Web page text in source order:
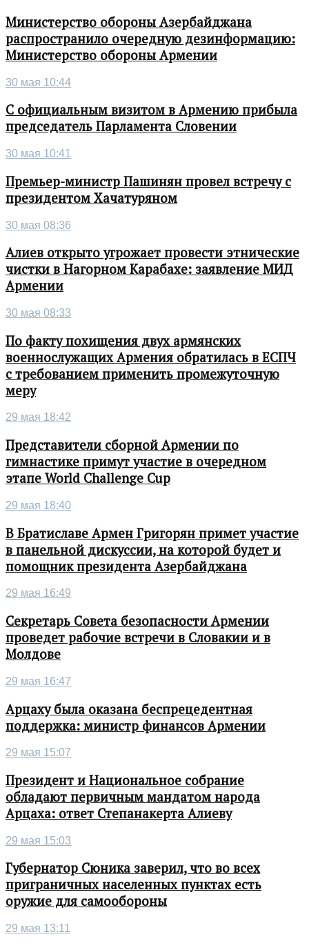
Министерство обороны Азербайджана
распространило очередную дезинформацию:
Министерство обороны Армении
30 мая 10:44
С официальным визитом в Армению прибыла
председатель Парламента Словении
30 мая 10:41
Премьер-министр Пашинян провел встречу с
президентом Хачатуряном
30 мая 08:36
Алиев открыто угрожает провести этнические
чистки в Нагорном Карабахе: заявление МИД
Армении
30 мая 08:33
По факту похищения двух армянских
военнослужащих Армения обратилась в ЕСПЧ
с требованием применить промежуточную
меру
29 мая 18:42
Представители сборной Армении по
гимнастике примут участие в очередном
этапе World Challenge Cup
29 мая 18:40
В Братиславе Армен Григорян примет участие
в панельной дискуссии, на которой будет и
помощник президента Азербайджана
29 мая 16:49
Секретарь Совета безопасности Армении
проведет рабочие встречи в Словакии и в
Молдове
29 мая 16:47
Арцаху была оказана беспрецедентная
поддержка: министр финансов Армении
29 мая 15:07
Президент и Национальное собрание
обладают первичным мандатом народа
Арцаха: ответ Степанакерта Алиеву
29 мая 15:03
Губернатор Сюника заверил, что во всех
приграничных населенных пунктах есть
оружие для самообороны
29 мая 13:11